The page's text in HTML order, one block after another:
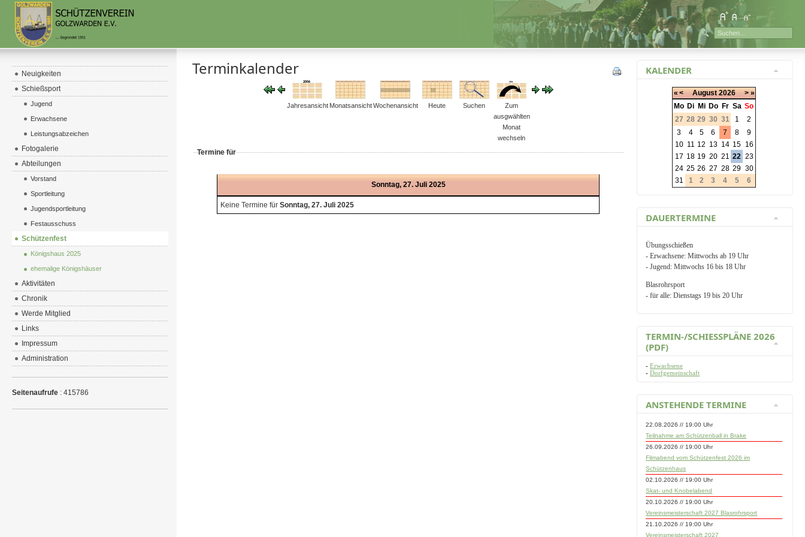
Terminkalender
Jahresansicht MonatsansichtWochenansicht Heute Suchen
Zum
ausgwählten
Monat
wechseln
Termine für
Sonntag, 27. Juli 2025
Keine Termine fürSonntag, 27. Juli 2025
Neuigkeiten
Schießsport
Jugend
Erwachsene
Leistungsabzeichen
Fotogalerie
Abteilungen
Vorstand
Sportleitung
Jugendsportleitung
Festausschuss
Schützenfest
Königshaus 2025
ehemalige Königshäuser
Aktivitäten
Chronik
Werde Mitglied
Links
Impressum
Administration
Seitenaufrufe : 415786
KALENDER
«< August 2026 > »
Mo Di Mi Do Fr Sa So
27 28 29 30 31 1
2
3
4 5 6 7 8
9
10 11 12 13 14 15 16
17 18 19 20 21 22 23
24 25 26 27 28 29 30
31
1 2 3 4 5 6
DAUERTERMINE
Übungsschießen
- Erwachsene: Mittwochs ab 19 Uhr
- Jugend: Mittwochs 16 bis 18 Uhr
Blasrohrsport
- für alle: Dienstags 19 bis 20 Uhr
TERMIN-/SCHIESSPLÄNE 2026 (
PDF)
-Erwachsene
-Dorfgemeinschaft
ANSTEHENDE TERMINE
22.08.2026 // 19:00 Uhr
Teilnahme am Schützenball in Brake
26.09.2026 // 19:00 Uhr
Filmabend vom Schützenfest 2026 im
Schützenhaus
02.10.2026 // 19:00 Uhr
Skat- und Knobelabend
20.10.2026 // 19:00 Uhr
Vereinsmeisterschaft 2027 Blasrohrsport
21.10.2026 // 19:00 Uhr
Vereinsmeisterschaft 2027